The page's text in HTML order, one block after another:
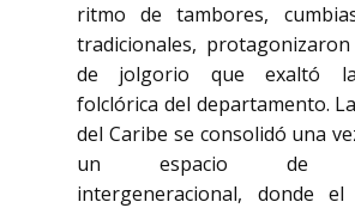
ritmo de tambores,
tradicionales,
de jolgorio que exaltó la
folclórica del departamento.
del Caribe se consolidó una
un espacio de
intergeneracional, donde